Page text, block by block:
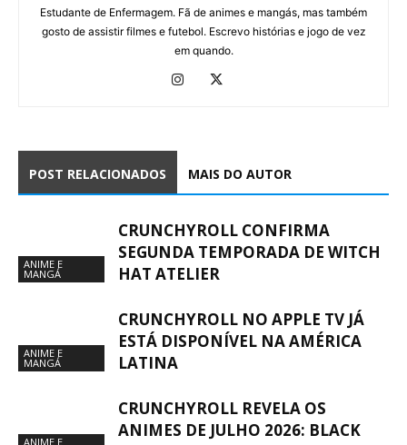
Estudante de Enfermagem. Fã de animes e mangás, mas também
gosto de assistir filmes e futebol. Escrevo histórias e jogo de vez
em quando.
POST RELACIONADOS MAIS DO AUTOR
ANIME E
MANGÁ
CRUNCHYROLL CONFIRMA
SEGUNDA TEMPORADA DE WITCH
HAT ATELIER
ANIME E
MANGÁ
CRUNCHYROLL NO APPLE TV JÁ
ESTÁ DISPONÍVEL NA AMÉRICA
LATINA
ANIME E
CRUNCHYROLL REVELA OS
ANIMES DE JULHO 2026: BLACK